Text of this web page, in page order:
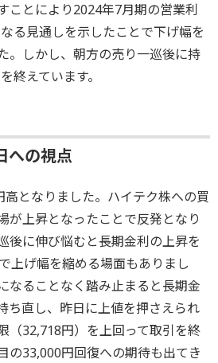
ことにより2024年7月期の営業利
る見通しを示したことで下げ幅を
。しかし、朝方の売り一巡後に持
終えています。
への視点
となりました。ハイテク株への買
が上昇となったことで反発となり
後に伸び悩むと長期金利の上昇を
上げ幅を縮める場面もありまし
なることなく踏み止まると長期金
ち直し、昨日に上値を押さえられ
（32,718円）を上回って取引を終
の33,000円回復への期待も出てき